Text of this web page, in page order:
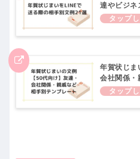
達やビジネ
年賀状じま
会社関係・